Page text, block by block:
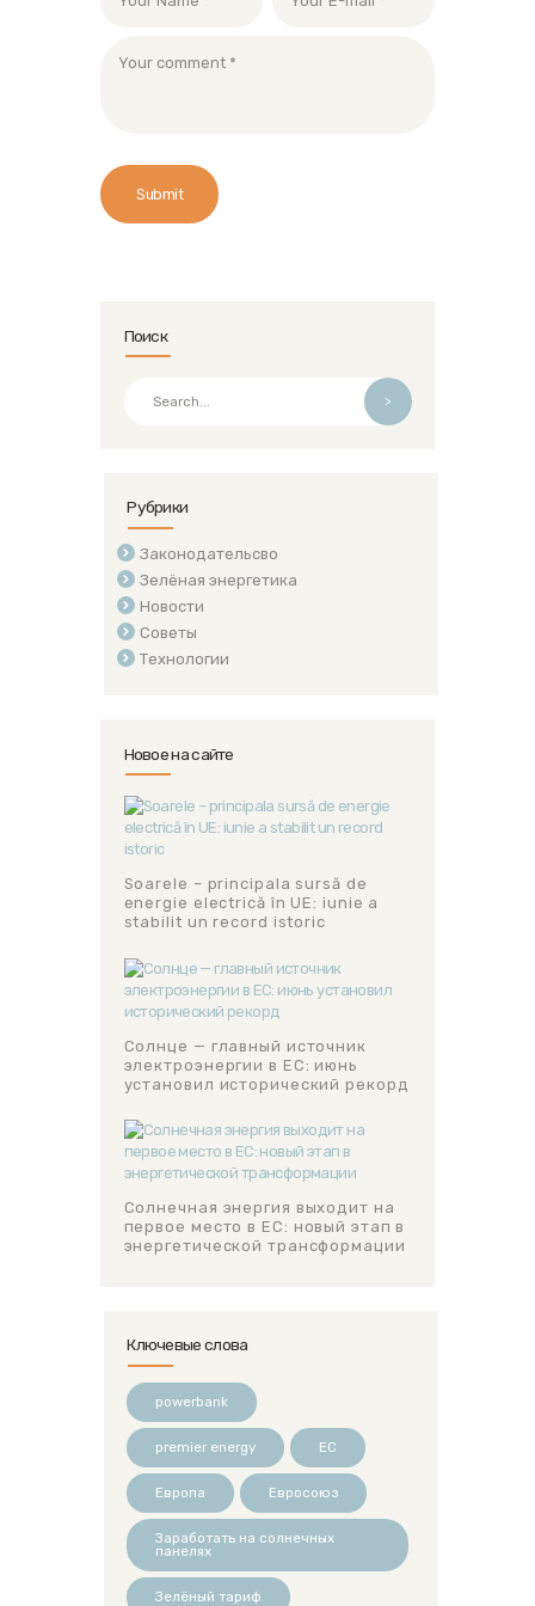
Поиск
>
Рубрики
Законодательсво
Зелёная энергетика
Новости
Советы
Технологии
Новое на сайте
Soarele – principala sursă de
energie electrică în UE: iunie a
stabilit un record istoric
Солнце — главный источник
электроэнергии в ЕС: июнь
установил исторический рекорд
Солнечная энергия выходит на
первое место в ЕС: новый этап в
энергетической трансформации
Ключевые слова
powerbank
premier energy ЕС
Европа Евросоюз
Заработать на солнечных
панелях
Зелёный тариф